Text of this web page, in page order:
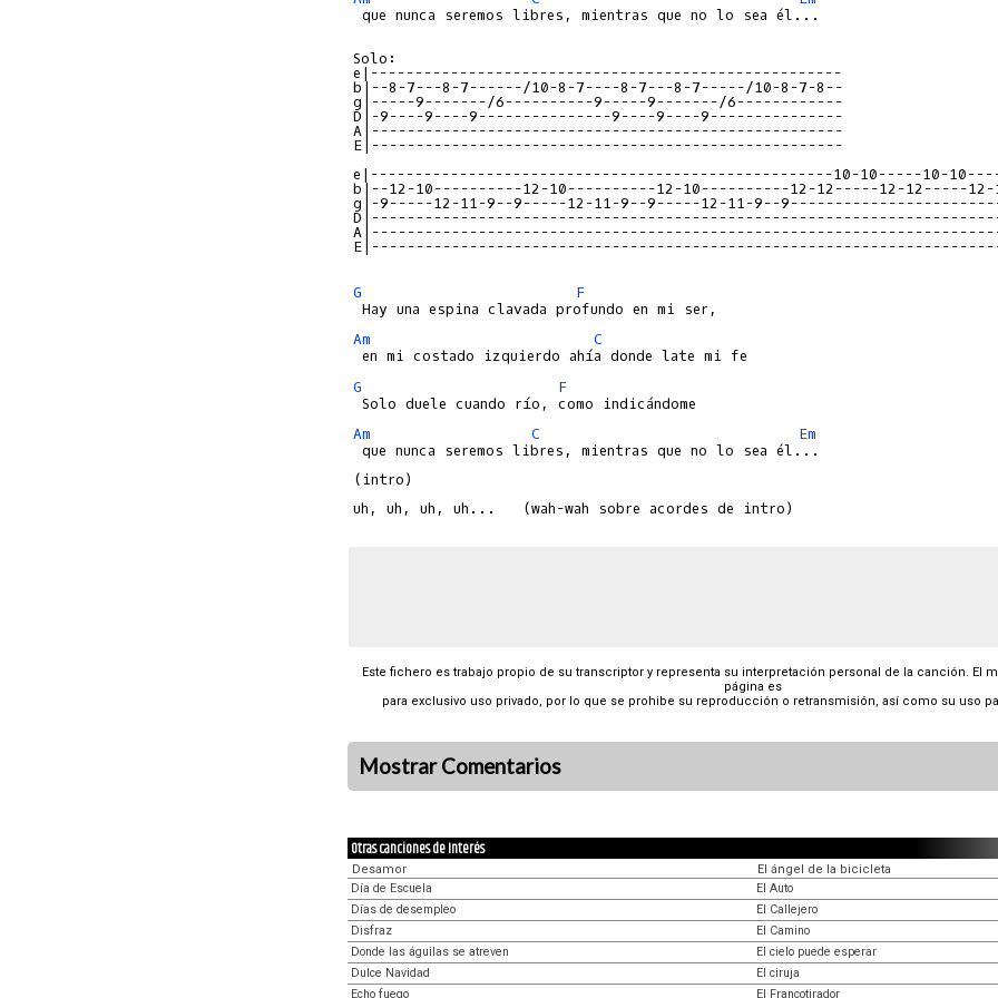
que nunca seremos libres, mientras que no lo sea él...
e|-----------------------------------------------------
b|--8-7---8-7------/10-8-7----8-7---8-7-----/10-8-7-8--
g|-----9-------/6----------9-----9-------/6------------
D|-9----9----9---------------9----9----9---------------
A|-----------------------------------------------------
E|-----------------------------------------------------
e|----------------------------------------------------10-10-----10-10-----
b|--12-10----------12-10----------12-10----------12-12-----12-12-----12-
g|-9-----12-11-9--9-----12-11-9--9-----12-11-9--
G
F
Am
C
G
F
Am
C
Em
que nunca seremos libres, mientras que no lo sea él...
(intro)
Este fichero es trabajo propio de su transcriptor y representa su interpretación personal de la canción. El
página es
para exclusivo uso privado, por lo que se prohibe su reproducción o retransmisión, así como su uso
Mostrar Comentarios
Otras canciones de Interés
Desamor
Día de Escuela
Días de desempleo
Disfraz
Donde las águilas se atreven
Dulce Navidad
Echo fuego
El ángel de la bicicleta
El Auto
El Callejero
El Camino
El cielo puede esperar
El ciruja
El Francotirador